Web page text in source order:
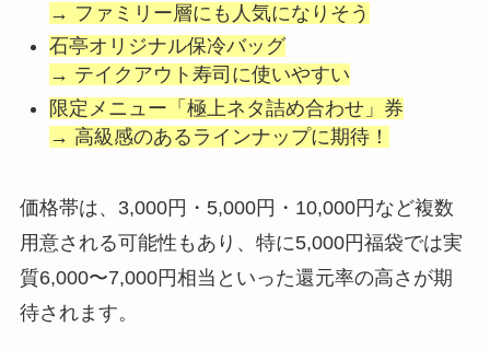
→ ファミリー層にも人気になりそう
石亭オリジナル保冷バッグ
→ テイクアウト寿司に使いやすい
限定メニュー「極上ネタ詰め合わせ」券
→ 高級感のあるラインナップに期待！
価格帯は、3,000円・5,000円・10,000円など複数
用意される可能性もあり、特に5,000円福袋では実
質6,000〜7,000円相当といった還元率の高さが期
待されます。